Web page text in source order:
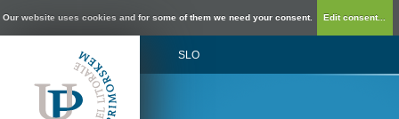
Our website uses cookies and for some of them we need your consent. Edit consent...
SLO